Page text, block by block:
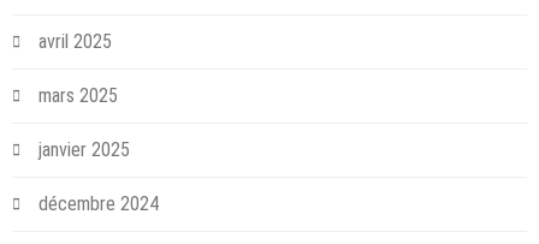
avril 2025
mars 2025
janvier 2025
décembre 2024